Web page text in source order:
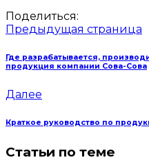
Поделиться:
Предыдущая страница
Где разрабатывается,
продукция компании Сова-Сова
Далее
Краткое руководство по
Статьи по теме